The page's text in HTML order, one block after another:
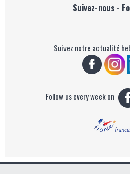
Suivez-nous -
Suivez notre actualité
Follow us every week on